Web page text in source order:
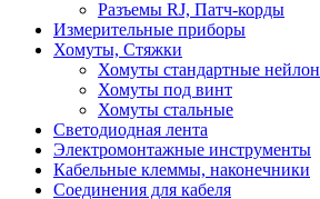
Разъемы RJ, Патч-корды
Измерительные приборы
Хомуты, Стяжки
Хомуты стандартные нейлон
Хомуты под винт
Хомуты стальные
Светодиодная лента
Электромонтажные инструменты
Кабельные клеммы, наконечники
Соединения для кабеля